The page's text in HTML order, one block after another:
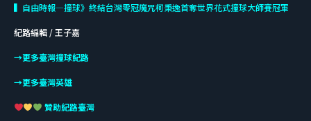
▍自由時報—撞球》終結台灣零冠魔咒柯秉逸首奪世界花式撞球大師賽冠軍
紀路編輯 / 王子嘉
→更多臺灣撞球紀路
→更多臺灣英雄
贊助紀路臺灣